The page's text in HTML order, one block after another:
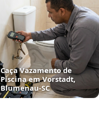
Caça Vazamento de
Piscina em Vorstadt,
Blumenau‑SC